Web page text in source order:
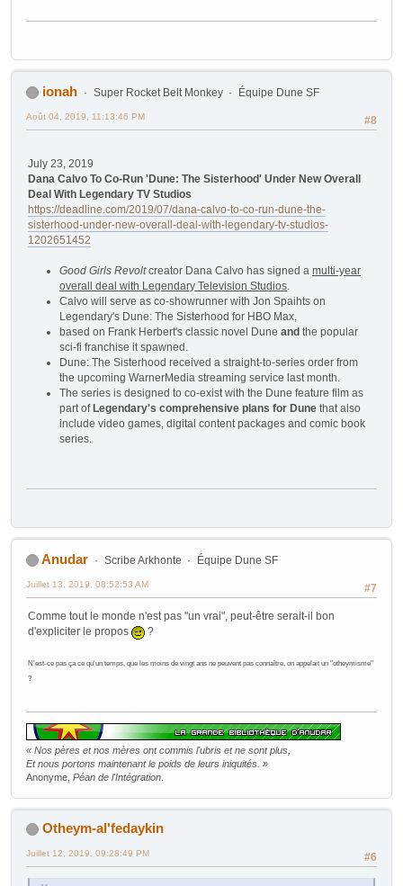
ionah Super Rocket Belt Monkey Équipe Dune SF
#8
Août 04, 2019, 11:13:46 PM
July 23, 2019
Dana Calvo To Co-Run 'Dune: The Sisterhood' Under New Overall
Deal With Legendary TV Studios
https://deadline.com/2019/07/dana-calvo-to-co-run-dune-the-
sisterhood-under-new-overall-deal-with-legendary-tv-studios-
1202651452
Good Girls Revoltcreator Dana Calvo has signed a multi-year
overall deal with Legendary Television Studios.
Calvo will serve as co-showrunner with Jon Spaihts on
Legendary's Dune: The Sisterhood for HBO Max,
based on Frank Herbert's classic novel Dune and the popular
sci-fi franchise it spawned.
Dune: The Sisterhood received a straight-to-series order from
the upcoming WarnerMedia streaming service last month.
The series is designed to co-exist with the Dune feature film as
part of Legendary's comprehensive plans for Dune that also
include video games, digital content packages and comic book
series.
Anudar Scribe Arkhonte Équipe Dune SF
#7
Juillet 13, 2019, 08:52:53 AM
Comme tout le monde n'est pas "un vrai", peut-être serait-il bon
d'expliciter le propos
?
N'est-ce pas ça ce qu'un temps, que les moins de vingt ans ne peuvent pas connaître, on appelait un "otheymisme"
?
« Nos pères et nos mères ont commis l'ubris et ne sont plus,
Et nous portons maintenant le poids de leurs iniquités. »
Anonyme, Péan de l'Intégration
Otheym-al'fedaykin
#6
Juillet 12, 2019, 09:28:49 PM